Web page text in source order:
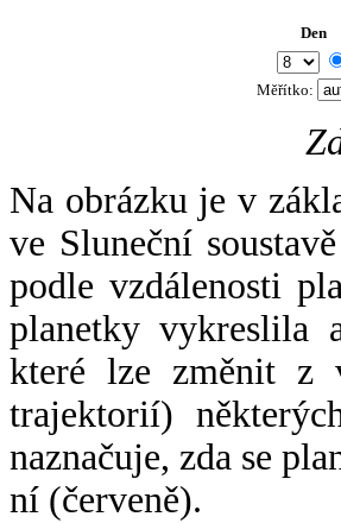
Den
Měřítko:
Na obrázku je v
ve Sluneční
podle vzdálenosti
planetky vykreslila
které lze změnit z
trajektorií)
naznačuje, zda se
ní (červeně).